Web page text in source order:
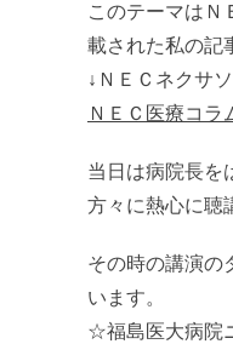
このテーマはＮ
載された私の記
↓ＮＥＣネクサ
ＮＥＣ医療コラ
当日は病院長を
方々に熱心に聴
その時の講演の
います。
☆福島医大病院